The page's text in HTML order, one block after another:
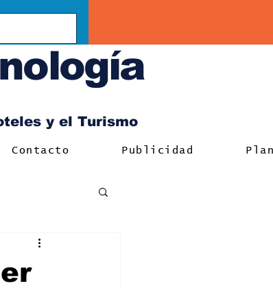
y el Turismo
Contacto Publicidad